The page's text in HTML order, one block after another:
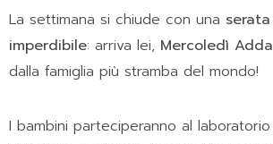
La settimana si chiude con una
imperdibile: arriva lei, Mercoledì
dalla famiglia più stramba del mondo!
I bambini parteciperanno al